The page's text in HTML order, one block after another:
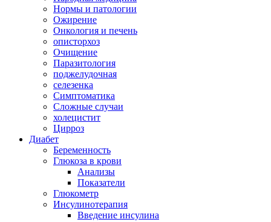
Нормы и патологии
Ожирение
Онкология и печень
описторхоз
Очищение
Паразитология
поджелудочная
селезенка
Симптоматика
Сложные случаи
холецистит
Цирроз
Диабет
Беременность
Глюкоза в крови
Анализы
Показатели
Глюкометр
Инсулинотерапия
Введение инсулина